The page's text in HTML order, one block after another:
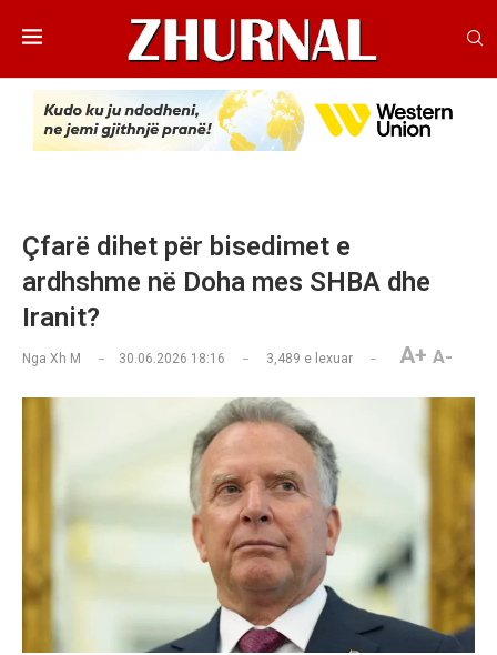
Çfarë dihet për bisedimet e
ardhshme në Doha mes SHBA dhe
Iranit?
Nga Xh M 30.06.2026 18:16 3,489 e lexuar A+ A-